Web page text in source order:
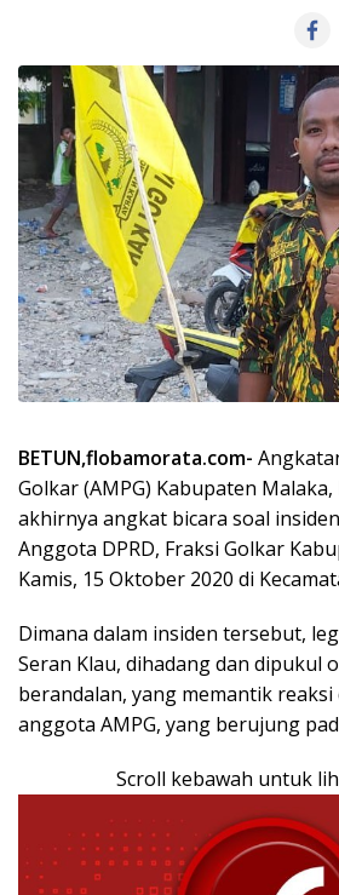
BETUN,flobamorata.com-
Golkar (AMPG) Kabupaten
akhirnya angkat bicara soal
Anggota DPRD, Fraksi Golkar
Kamis, 15 Oktober 2020 di
Dimana dalam insiden tersebut,
Seran Klau, dihadang dan dipukul
berandalan, yang memantik
anggota AMPG, yang berujung
Scroll kebawah untuk